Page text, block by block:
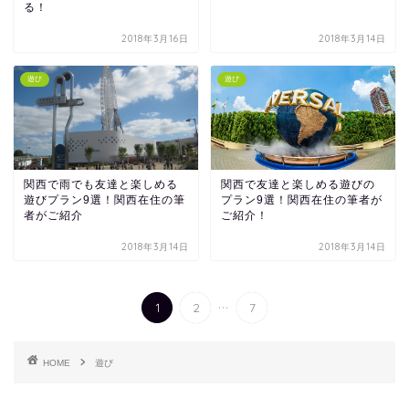
る！
2018年3月16日 2018年3月14日
遊び
関西で雨でも友達と楽しめる
遊びプラン9選！関西在住の筆
者がご紹介
2018年3月14日
遊び
関西で友達と楽しめる遊びの
プラン9選！関西在住の筆者が
ご紹介！
2018年3月14日
1 2 ... 7
HOME 遊び